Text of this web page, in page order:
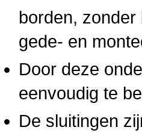
borden,
gede- en
Door deze
eenvoudig te
De sluitingen